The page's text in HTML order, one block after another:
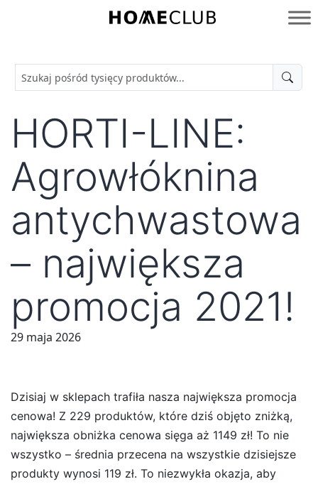
Homeclub
HORTI-LINE:
Agrowłóknina
antychwastowa
– największa
promocja 2021!
29 maja 2026
Dzisiaj w sklepach trafiła nasza największa promocja
cenowa! Z 229 produktów, które dziś objęto zniżką,
największa obniżka cenowa sięga aż 1149 zł! To nie
wszystko – średnia przecena na wszystkie dzisiejsze
produkty wynosi 119 zł. To niezwykła okazja, aby